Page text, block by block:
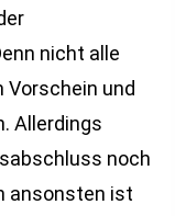
nicht alle
und
Allerdings
noch
ansonsten ist